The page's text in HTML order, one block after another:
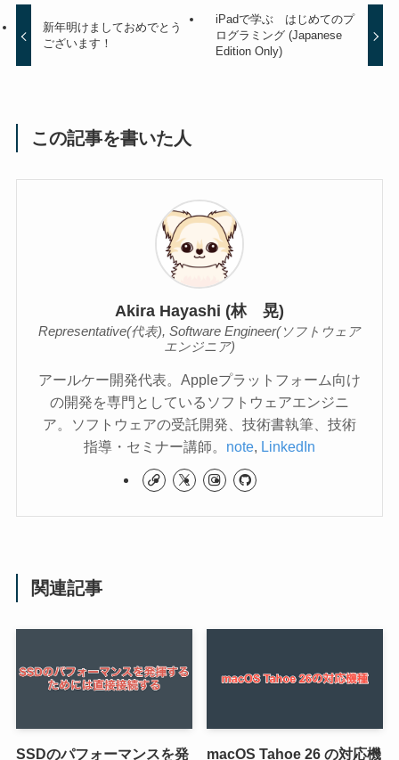
新年明けましておめでとう
ございます！
iPadで学ぶ はじめてのプ
ログラミング (Japanese
Edition Only)
この記事を書いた人
Akira Hayashi (林 晃)
Representative(代表), Software Engineer(ソフトウェア
エンジニア)
アールケー開発代表。Appleプラットフォーム向け
の開発を専門としているソフトウェアエンジニ
ア。ソフトウェアの受託開発、技術書執筆、技術
指導・セミナー講師。 note, LinkedIn
関連記事
SSDのパフォーマンスを発 macOS Tahoe 26 の対応機